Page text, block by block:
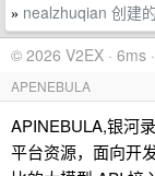
» nealzhuqian 创建
© 2026 V2EX · 6ms
APENEBULA
APINEBULA,银河
平台资源，面向开